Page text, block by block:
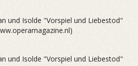
und Isolde "Vorspiel und Liebestod"
und Isolde "Vorspiel und Liebestod"